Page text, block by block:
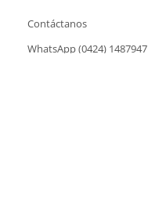
Contáctanos
WhatsApp (0424) 1487947